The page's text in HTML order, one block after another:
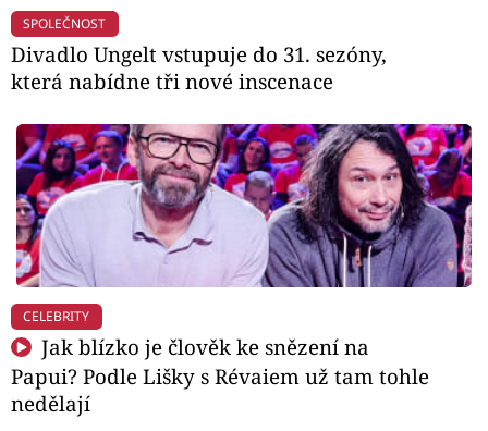
SPOLEČNOST
Divadlo Ungelt vstupuje do 31. sezóny,
která nabídne tři nové inscenace
CELEBRITY
Jak blízko je člověk ke snězení na
Papui? Podle Lišky s Révaiem už tam tohle
nedělají